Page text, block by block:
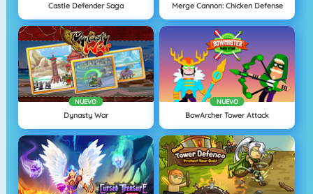
Castle Defender Saga Merge Cannon: Chicken Defense
NUEVO
Dynasty War
NUEVO
BowArcher Tower Attack